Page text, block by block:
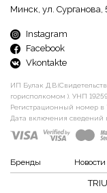
Минск, ул.
Instagram
Facebook
Vkontakte
ИП Булак
горисполкомом ). УНП
Регистрационный номер в
Дата включения сведений
Бренды Новости